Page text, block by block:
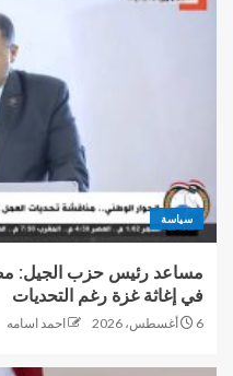
سياسة
مساعد رئيس حزب الجيل:
في إغاثة غزة رغم التحديات
6 أغسطس، 2026 احمد اسامه